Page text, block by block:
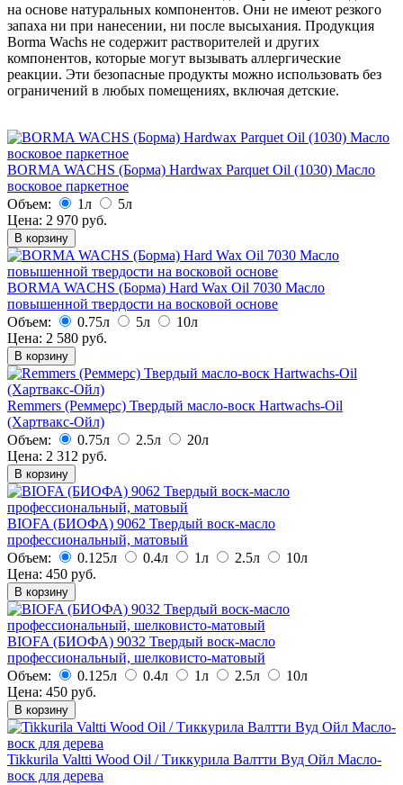
на основе натуральных компонентов. Они не имеют резкого
запаха ни при нанесении, ни после высыхания. Продукция
Borma Wachs не содержит растворителей и других
компонентов, которые могут вызывать аллергические
реакции. Эти безопасные продукты можно использовать без
ограничений в любых помещениях, включая детские.
BORMA WACHS (Борма) Hardwax Parquet Oil (1030) Масло
восковое паркетное
Объем:
1л
5л
Цена: 2 970 руб.
В корзину
BORMA WACHS (Борма) Hard Wax Oil 7030 Масло
повышенной твердости на восковой основе
Объем:
0.75л 5л
10л
Цена: 2 580 руб.
В корзину
Remmers (Реммерс) Твердый масло-воск Hartwachs-Oil
(Хартвакс-Ойл)
Объем:
0.75л 2.5л
20л
Цена: 2 312 руб.
В корзину
BIOFA (БИОФА) 9062 Твердый воск-масло
профессиональный, матовый
Объем:
0.125л 0.4л 1л 2.5л
10л
Цена: 450 руб.
В корзину
BIOFA (БИОФА) 9032 Твердый воск-масло
профессиональный, шелковисто-матовый
Объем:
0.125л 0.4л 1л 2.5л
10л
Цена: 450 руб.
В корзину
Tikkurila Valtti Wood Oil / Тиккурила Валтти Вуд Ойл Масло-
воск для дерева